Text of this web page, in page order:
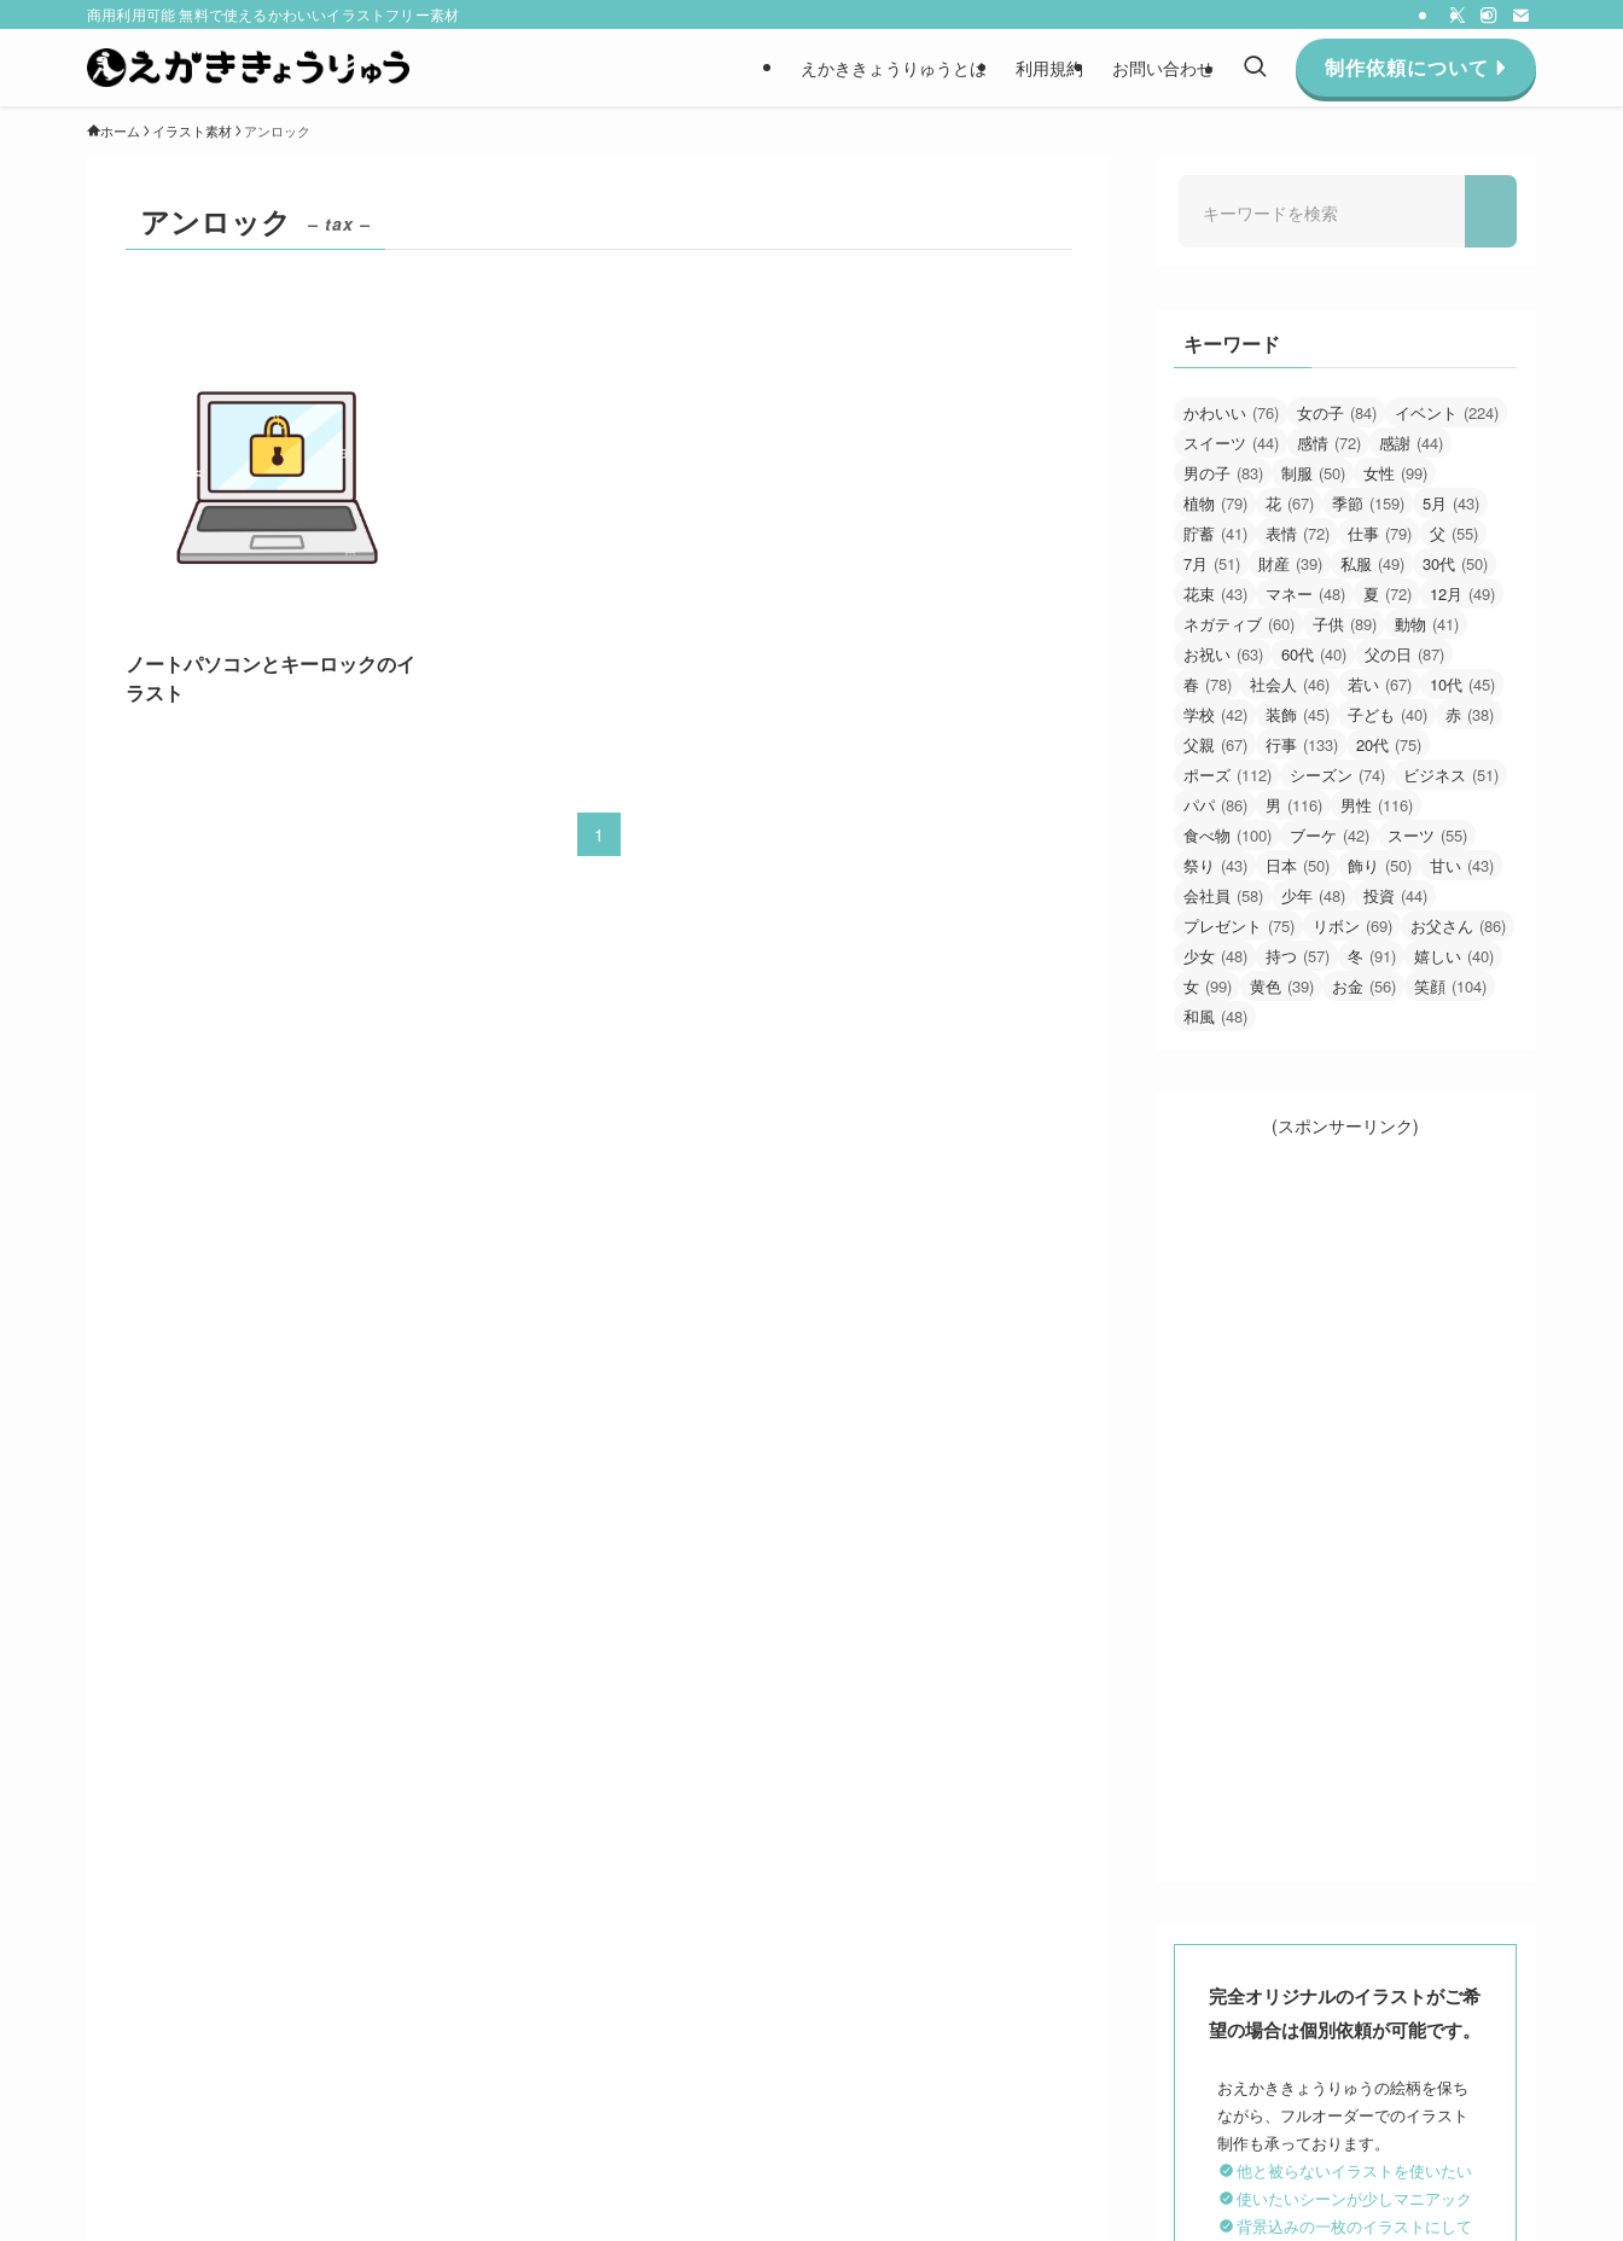
商用利用可能 無料で使えるかわいいイラストフリー素材
えかききょうりゅうとは 利用規約 お問い合わせ 制作依頼について
ホーム イラスト素材 アンロック
アンロック – tax –
ノートパソコンとキーロックのイ
ラスト
1
キーワード
かわいい (76) 女の子 (84) イベント (224)
スイーツ (44) 感情 (72) 感謝 (44)
男の子 (83) 制服 (50) 女性 (99)
植物 (79) 花 (67) 季節 (159) 5月 (43)
貯蓄 (41) 表情 (72) 仕事 (79) 父 (55)
7月 (51) 財産 (39) 私服 (49) 30代 (50)
花束 (43) マネー (48) 夏 (72) 12月 (49)
ネガティブ (60) 子供 (89) 動物 (41)
お祝い (63) 60代 (40) 父の日 (87)
春 (78) 社会人 (46) 若い (67) 10代 (45)
学校 (42) 装飾 (45) 子ども (40) 赤 (38)
父親 (67) 行事 (133) 20代 (75)
ポーズ (112) シーズン (74) ビジネス (51)
パパ (86) 男 (116) 男性 (116)
食べ物 (100) ブーケ (42) スーツ (55)
祭り (43) 日本 (50) 飾り (50) 甘い (43)
会社員 (58) 少年 (48) 投資 (44)
プレゼント (75) リボン (69) お父さん (86)
少女 (48) 持つ (57) 冬 (91) 嬉しい (40)
女 (99) 黄色 (39) お金 (56) 笑顔 (104)
和風 (48)
(スポンサーリンク)
完全オリジナルのイラストがご希
望の場合は個別依頼が可能です。
おえかききょうりゅうの絵柄を保ち
ながら、フルオーダーでのイラスト
他と被らないイラストを使いたい
使いたいシーンが少しマニアック
背景込みの一枚のイラストにして